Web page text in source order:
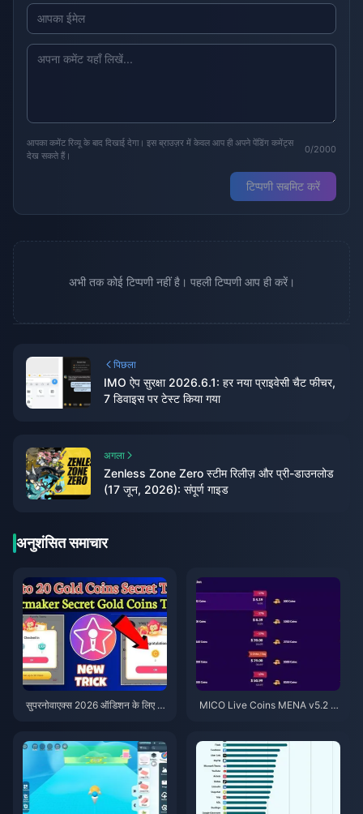
आपका कमेंट रिव्यू के बाद दिखाई देगा। इस ब्राउज़र में केवल आप ही अपने पेंडिंग कमेंट्स
देख सकते हैं।
0/2000
टिप्पणी सबमिट करें
अभी तक कोई टिप्पणी नहीं है। पहली टिप्पणी आप ही करें।
पिछला
IMO ऐप सुरक्षा 2026.6.1: हर नया प्राइवेसी चैट फीचर,
7 डिवाइस पर टेस्ट किया गया
अगला
Zenless Zone Zero स्टीम रिलीज़ और प्री-डाउनलोड
(17 जून, 2026): संपूर्ण गाइड
अनुशंसित समाचार
सुपरनोवाएक्स 2026 ऑडिशन के लिए स
MICO Live Coins MENA v5.2 के